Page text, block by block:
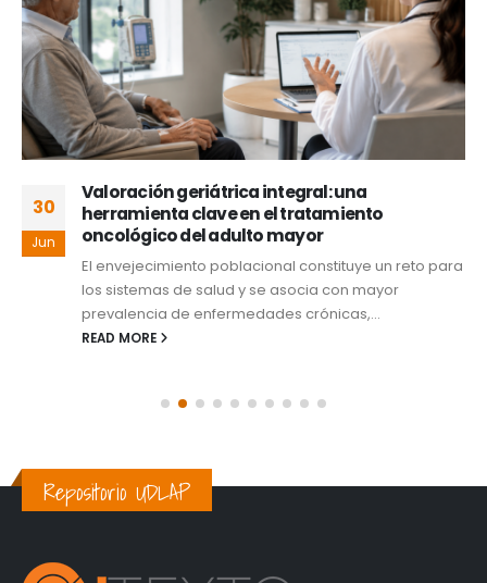
30
Jun
Valoración geriátrica integral: una
herramienta clave en el tratamiento
oncológico del adulto mayor
El envejecimiento poblacional constituye un reto para
los sistemas de salud y se asocia con mayor
prevalencia de enfermedades crónicas,...
READ MORE
Repositorio UDLAP